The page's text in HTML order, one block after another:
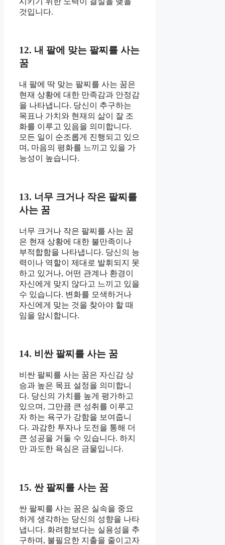
것입니다.
12. 내 팔에 맞는 팔찌를 사는
꿈
내 팔에 딱 맞는 팔찌를 사는 꿈은
현재 상황에 대한 만족감과 안정감
을 나타냅니다. 당신이 추구하는
목표나 가치와 현재의 삶이 잘 조
화를 이루고 있음을 의미합니다.
모든 일이 순조롭게 진행되고 있으
며, 마음의 평화를 느끼고 있을 가
능성이 높습니다.
13. 너무 크거나 작은 팔찌를
사는 꿈
너무 크거나 작은 팔찌를 사는 꿈
은 현재 상황에 대한 불만족이나
부적합함을 나타냅니다. 당신의 능
력이나 역할이 제대로 발휘되지 못
하고 있거나, 어떤 관계나 환경이
자신에게 맞지 않다고 느끼고 있을
수 있습니다. 변화를 모색하거나
자신에게 맞는 것을 찾아야 할 때
임을 암시합니다.
14. 비싼 팔찌를 사는 꿈
비싼 팔찌를 사는 꿈은 자신감 상
승과 높은 목표 설정을 의미합니
다. 당신의 가치를 높게 평가하고
있으며, 그만큼 큰 성취를 이루고
자 하는 욕구가 강함을 보여줍니
다. 과감한 투자나 도전을 통해 더
큰 성공을 거둘 수 있습니다. 하지
만 과도한 욕심은 금물입니다.
15. 싼 팔찌를 사는 꿈
싼 팔찌를 사는 꿈은 실속을 중요
하게 생각하는 당신의 성향을 나타
냅니다. 화려함보다는 실용성을 추
구하며, 불필요한 지출을 줄이고자